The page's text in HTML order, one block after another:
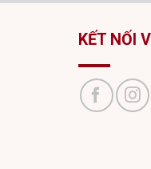
KẾT NỐI